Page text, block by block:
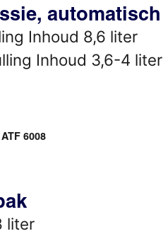
automatisch
Inhoud 8,6 liter
Inhoud 3,6-4 liter
6008
liter